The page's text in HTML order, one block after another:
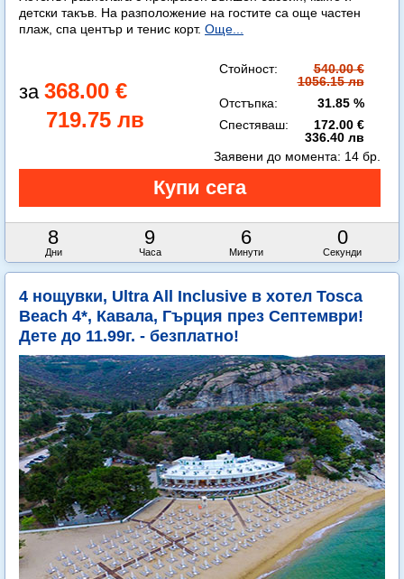
детски такъв. На разположение на гостите са още частен
плаж, спа център и тенис корт. Още...
368.00 €
719.75 лв
Стойност:
540.00 €
1056.15 лв
Отстъпка:
31.85 %
Спестяваш:
172.00 €
336.40 лв
8
Дни
9
Часа
5
Минути
58
Секунди
Заявени до момента: 14 бр.
4 нощувки, Ultra All Inclusive в хотел Tosca
Beach 4*, Кавала, Гърция през Септември!
Дете до 11.99г. - безплатно!